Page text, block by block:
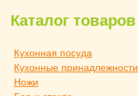
Каталог товаров
Кухонная посуда
Кухонные принадлежности
Ножи